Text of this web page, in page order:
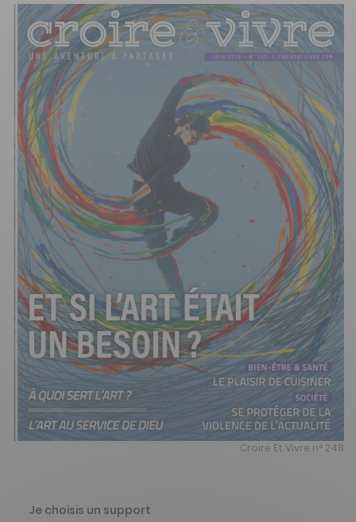
Croire Et Vivre n° 248
Je choisis un support